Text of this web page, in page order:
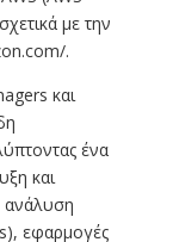
με την
.
και
ένα
και
ανάλυση
εφαρμογές